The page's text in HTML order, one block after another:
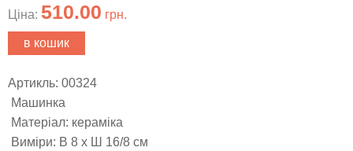
Ціна: 510.00 грн.
в кошик
Артикль: 00324
Машинка
Матеріал: кераміка
Виміри: В 8 х Ш 16/8 см